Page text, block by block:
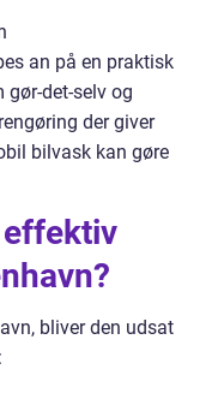
an på en praktisk
gør-det-selv og
der giver
bilvask kan gøre
bliver den udsat